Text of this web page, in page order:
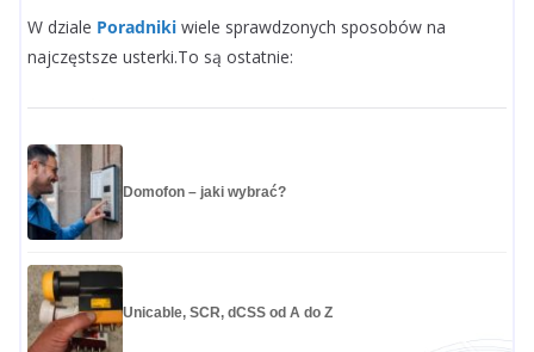
W dziale Poradniki wiele sprawdzonych sposobów na
najczęstsze usterki.To są ostatnie:
Domofon – jaki wybrać?
Unicable, SCR, dCSS od A do Z